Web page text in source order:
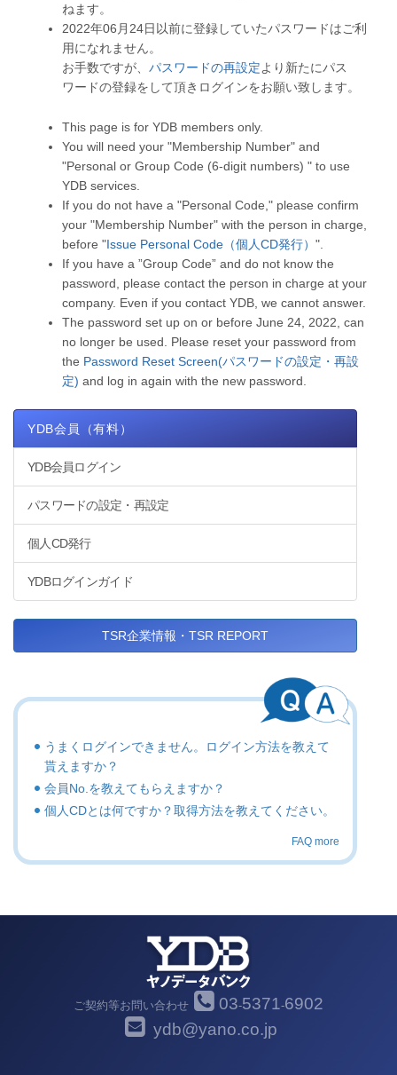
ねます。
2022年06月24日以前に登録していたパスワードはご利
用になれません。
お手数ですが、 パスワードの再設定より新たにパス
ワードの登録をして頂きログインをお願い致します。
This page is for YDB members only.
You will need your "Membership Number" and
"Personal or Group Code (6-digit numbers) " to use
YDB services.
If you do not have a "Personal Code," please confirm
your "Membership Number" with the person in charge,
before "Issue Personal Code（個人CD発行） ".
If you have a ”Group Code” and do not know the
password, please contact the person in charge at your
company. Even if you contact YDB, we cannot answer.
The password set up on or before June 24, 2022, can
no longer be used. Please reset your password from
the Password Reset Screen(パスワードの設定・再設
定) and log in again with the new password.
YDB会員（有料）
YDB会員ログイン
パスワードの設定・再設定
個人CD発行
YDBログインガイド
TSR企業情報・TSR REPORT
うまくログインできません。ログイン方法を教えて
貰えますか？
会員No.を教えてもらえますか？
個人CDとは何ですか？取得方法を教えてください。
FAQ more
ご契約等お問い合わせ 03-5371-6902
ydb@yano.co.jp